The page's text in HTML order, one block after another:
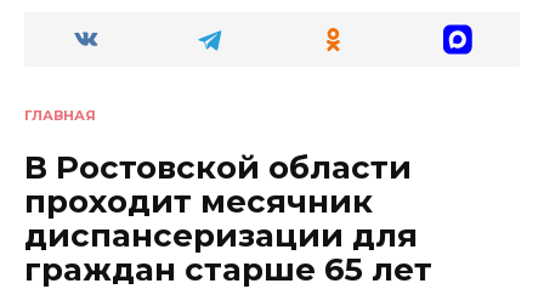
ГЛАВНАЯ
В Ростовской области
проходит месячник
диспансеризации для
граждан старше 65 лет